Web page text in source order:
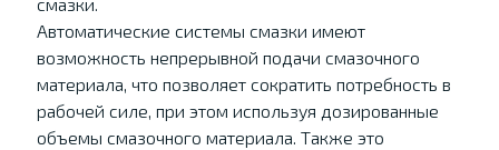
Автоматические системы смазки имеют
возможность непрерывной подачи смазочного
материала, что позволяет сократить потребность в
рабочей силе, при этом используя дозированные
объемы смазочного материала. Также это